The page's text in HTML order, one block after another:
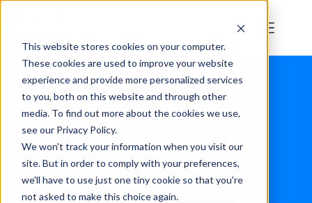
This website stores cookies on your computer.
These cookies are used to improve your website
experience and provide more personalized services
to you, both on this website and through other
media. To find out more about the cookies we use,
see our Privacy Policy.
We won't track your information when you visit our
site. But in order to comply with your preferences,
we'll have to use just one tiny cookie so that you're
not asked to make this choice again.
Tag:ia